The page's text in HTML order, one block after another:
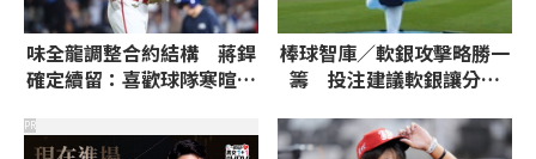
味全龍調整合約結構 蔣銲
確定續留：喜歡球隊寒暄開
棒球智庫／軟銀攻擊略勝一
籌 投注建議軟銀讓分、
PR